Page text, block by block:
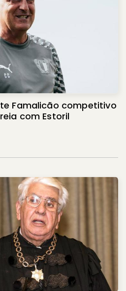
Famalicão competitivo
com Estoril